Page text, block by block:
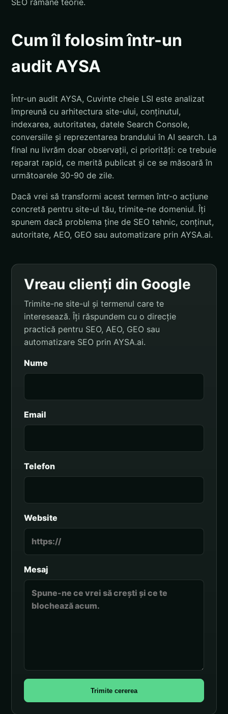
Cum îl folosim într-un
audit AYSA
Într-un audit AYSA, Cuvinte cheie LSI este analizat
împreună cu arhitectura site-ului, conținutul,
indexarea, autoritatea, datele Search Console,
conversiile și reprezentarea brandului în AI search. La
final nu livrăm doar observații, ci priorități: ce trebuie
reparat rapid, ce merită publicat și ce se măsoară în
următoarele 30-90 de zile.
Dacă vrei să transformi acest termen într-o acțiune
concretă pentru site-ul tău, trimite-ne domeniul. Îți
spunem dacă problema ține de SEO tehnic, conținut,
autoritate, AEO, GEO sau automatizare prin AYSA.ai.
Vreau clienți din Google
Trimite-ne site-ul și termenul care te
interesează. Îți răspundem cu o direcție
practică pentru SEO, AEO, GEO sau
automatizare SEO prin AYSA.ai.
Nume
Email
Telefon
Website
Mesaj
Trimite cererea